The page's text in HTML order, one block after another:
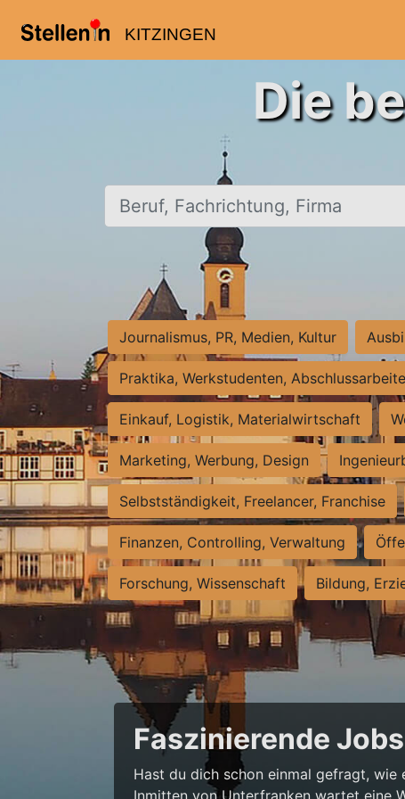
KITZINGEN
Die
Beruf, Fachrichtung, Firma
Journalismus, PR, Medien, Kultur
Praktika, Werkstudenten,
Einkauf, Logistik, Materialwirtschaft
Marketing, Werbung, Design
Selbstständigkeit, Freelancer, Franchise
Finanzen, Controlling, Verwaltung
Forschung, Wissenschaft Bildung,
Faszinierende
Hast du dich schon einmal gefragt, wie